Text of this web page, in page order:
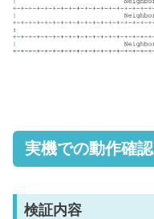
実機での動作確認
検証内容